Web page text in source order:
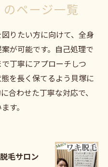
ページ一覧
りたい方に向けて、全身
が可能です。自己処理で
丁寧にアプローチしつ
を長く保てるよう貝塚に
合わせた丁寧な対応で、
す。
毛サロン